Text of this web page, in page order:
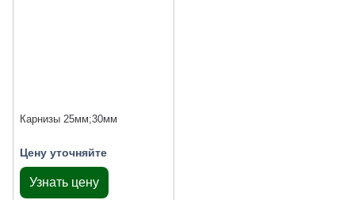
Карнизы 25мм;30мм
Цену уточняйте
Узнать цену